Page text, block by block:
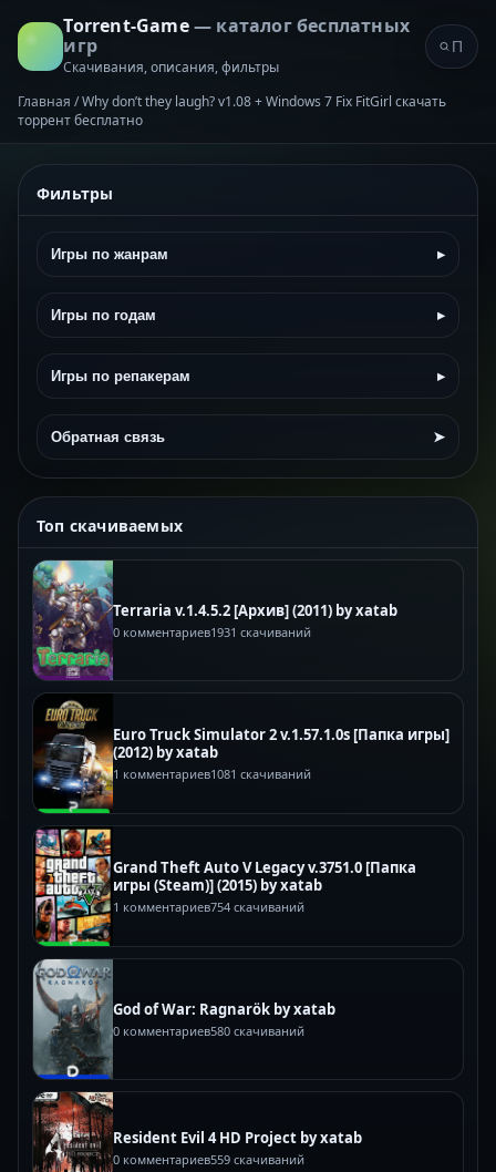
Torrent-Game— каталог бесплатных
игр
Скачивания, описания, фильтры
Главная /Why don’t they laugh? v1.08 + Windows 7 Fix FitGirl скачать
торрент бесплатно
Фильтры
Игры по жанрам ▸
Игры по годам ▸
Игры по репакерам ▸
Обратная связь ➤
Топ скачиваемых
Terraria v.1.4.5.2 [Архив] (2011) by xatab
0 комментариев1931 скачиваний
Euro Truck Simulator 2 v.1.57.1.0s [Папка игры]
(2012) by xatab
1 комментариев1081 скачиваний
Grand Theft Auto V Legacy v.3751.0 [Папка
игры (Steam)] (2015) by xatab
1 комментариев754 скачиваний
God of War: Ragnarök by xatab
0 комментариев580 скачиваний
Resident Evil 4 HD Project by xatab
0 комментариев559 скачиваний